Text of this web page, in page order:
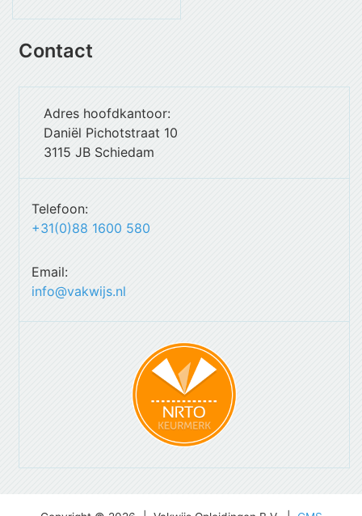
Contact
Adres hoofdkantoor:
Daniël Pichotstraat 10
3115 JB Schiedam
Telefoon:
+31(0)88 1600 580
Email:
info@vakwijs.nl